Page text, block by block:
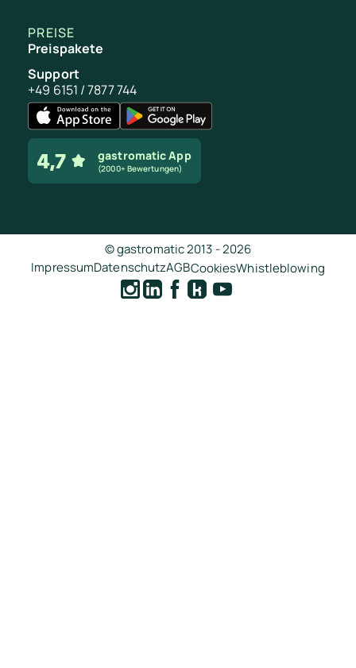
PREISE
Preispakete
Support
+49 6151 / 7877 744
gastromatic App
(2000+ Bewertungen)
© gastromatic 2013 -2026
ImpressumDatenschutzAGBCookiesWhistleblowing